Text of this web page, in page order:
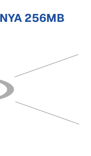
256MB